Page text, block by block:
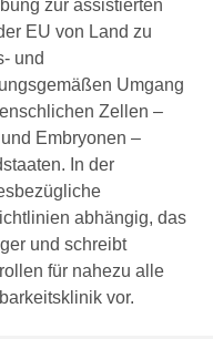
zur assistierten
EU von Land zu
und
Umgang
Zellen –
Embryonen –
In der
abhängig, das
und schreibt
für nahezu alle
vor.